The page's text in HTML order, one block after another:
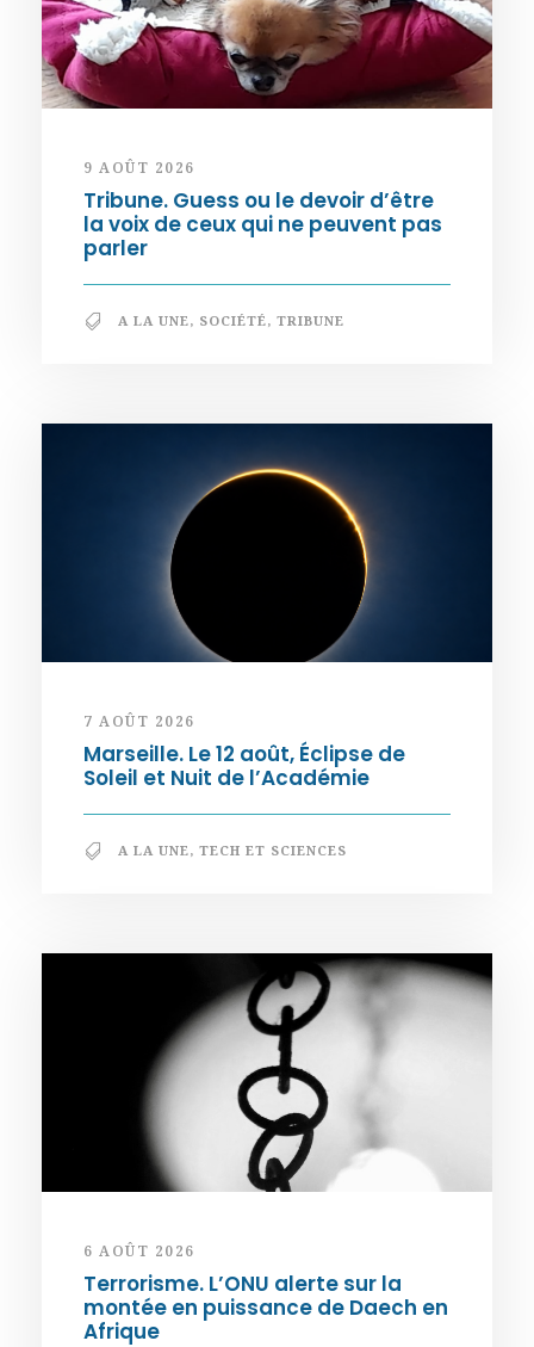
9 AOÛT 2026
Tribune. Guess ou le devoir d’être
la voix de ceux qui ne peuvent pas
parler
A LA UNE, SOCIÉTÉ, TRIBUNE
7 AOÛT 2026
Marseille. Le 12 août, Éclipse de
Soleil et Nuit de l’Académie
A LA UNE, TECH ET SCIENCES
6 AOÛT 2026
Terrorisme. L’ONU alerte sur la
montée en puissance de Daech en
Afrique